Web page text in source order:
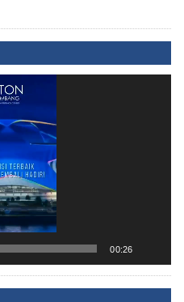
00:26